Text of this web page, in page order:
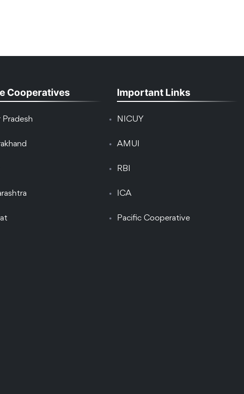
Cooperatives
Pradesh
Important Links
NICUY
AMUI
RBI
ICA
Pacific Cooperative